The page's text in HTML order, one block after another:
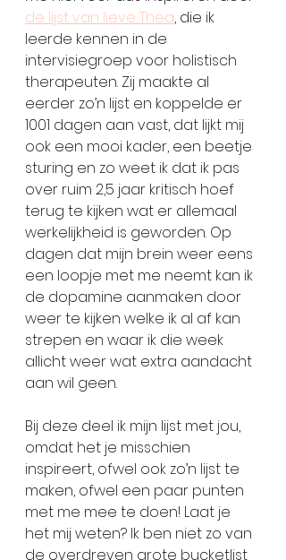
de lijst van lieve Thea, die ik
leerde kennen in de
intervisiegroep voor holistisch
therapeuten. Zij maakte al
eerder zo’n lijst en koppelde er
1001 dagen aan vast, dat lijkt mij
ook een mooi kader, een beetje
sturing en zo weet ik dat ik pas
over ruim 2,5 jaar kritisch hoef
terug te kijken wat er allemaal
werkelijkheid is geworden. Op
dagen dat mijn brein weer eens
een loopje met me neemt kan ik
de dopamine aanmaken door
weer te kijken welke ik al af kan
strepen en waar ik die week
allicht weer wat extra aandacht
aan wil geen.
Bij deze deel ik mijn lijst met jou,
omdat het je misschien
inspireert, ofwel ook zo’n lijst te
maken, ofwel een paar punten
met me mee te doen! Laat je
het mij weten? Ik ben niet zo van
de overdreven grote bucketlist